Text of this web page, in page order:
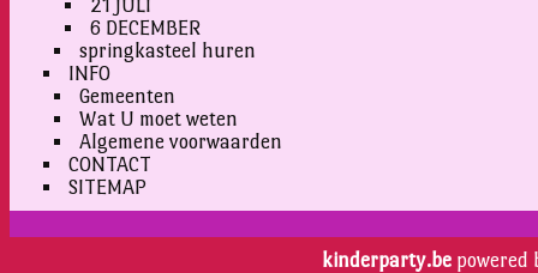
21 JULI
6 DECEMBER
springkasteel huren
INFO
Gemeenten
Wat U moet weten
Algemene voorwaarden
CONTACT
SITEMAP
kinderparty.be powered